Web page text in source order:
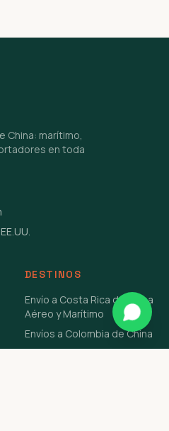
China: marítimo,
en toda
DESTINOS
Envío a Costa Rica de China
Aéreo y Marítimo
Envíos a Colombia de China